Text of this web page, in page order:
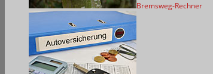
Bremsweg-Rechner